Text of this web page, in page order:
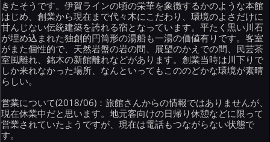
きたそうです。伊賀ラインの頃の栄華を象徴するかのような本館
はじめ、創業から現在まで代々木にこだわり、環境のよさだけに
甘んじない伝統建築を誇れる宿となっています。平たく黒い川石
が埋め込まれた独創的円筒形の湯船も一湯の価値有りです。客室
がまた個性的で、天然岩盤の岩の間、展望のかえでの間、民芸茶
室風離れ、銘木の新館離れなどがあります。創業当時は川下りで
しか来れなかった場所、なんといってもこののどかな環境が素晴
らしい。
営業について(2018/06)：旅館さんからの情報ではありませんが、
現在休業中だと思います。地元客向けの日帰り休憩などに限って
営業されていたようですが、現在は電話もつながらない状態で
す。